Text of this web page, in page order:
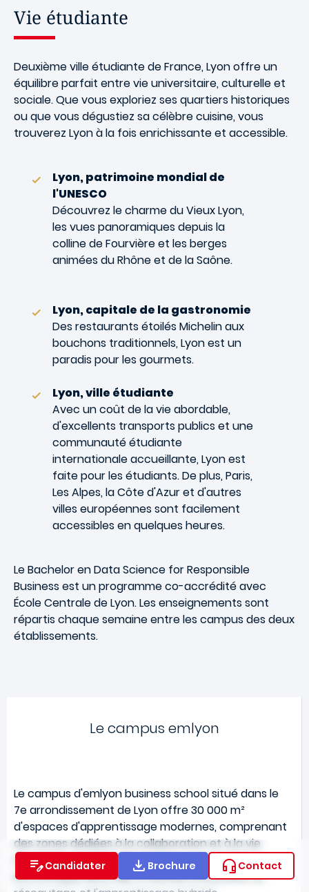
Candidater Brochure Contact
Vie étudiante
Deuxième ville étudiante de France, Lyon offre un
équilibre parfait entre vie universitaire, culturelle et
sociale. Que vous exploriez ses quartiers historiques
ou que vous dégustiez sa célèbre cuisine, vous
trouverez Lyon à la fois enrichissante et accessible.
Lyon, patrimoine mondial de
l'UNESCO
Découvrez le charme du Vieux Lyon,
les vues panoramiques depuis la
colline de Fourvière et les berges
animées du Rhône et de la Saône.
Lyon, capitale de la gastronomie
Des restaurants étoilés Michelin aux
bouchons traditionnels, Lyon est un
paradis pour les gourmets.
Lyon, ville étudiante
Avec un coût de la vie abordable,
d'excellents transports publics et une
communauté étudiante
internationale accueillante, Lyon est
faite pour les étudiants. De plus, Paris,
Les Alpes, la Côte d'Azur et d'autres
villes européennes sont facilement
accessibles en quelques heures.
Le Bachelor en Data Science for Responsible
Business est un programme co-accrédité avec
École Centrale de Lyon. Les enseignements sont
répartis chaque semaine entre les campus des deux
établissements.
Le campus emlyon
Le campus d'emlyon business school situé dans le
7e arrondissement de Lyon offre 30 000 m²
d'espaces d'apprentissage modernes, comprenant
des zones dédiées à la collaboration et à la vie
étudiante. Au cœur de la scène universitaire et
économique de la ville, il favorise l'innovation, le